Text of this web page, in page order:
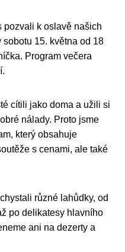
pozvali k oslavě našich
15. května od 18
Program večera
cítili jako doma a užili si
nálady. Proto jsme
který obsahuje
s cenami, ale také
různé lahůdky, od
po delikatesy hlavního
ani na dezerty a